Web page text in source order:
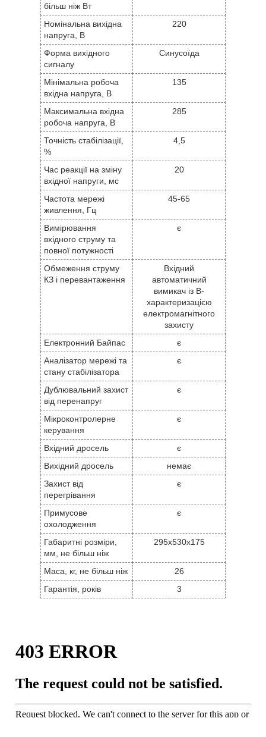
більш ніж Вт
Номінальна вихідна
напруга, В
220
Форма вихідного
сигналу
Синусоїда
Мінімальна робоча
вхідна напруга, В
135
Максимальна вхідна
робоча напруга, В
285
Точність стабілізації,
%
4,5
Час реакції на зміну
вхідної напруги, мс
20
Частота мережі
живлення, Гц
45-65
Вимірювання
вхідного струму та
повної потужності
є
Обмеження струму
КЗ і перевантаження
Вхідний
автоматичний
вимикач із B-
характеризацією
електромагнітного
захисту
Електронний Байпас
є
Аналізатор мережі та
стану стабілізатора
є
Дублювальний захист
від перенапруг
є
Мікроконтролерне
керування
є
Вхідний дросель
є
Вихідний дросель
немає
Захист від
перегрівання
є
Примусове
охолодження
є
Габаритні розміри,
мм, не більш ніж
295x530x175
Маса, кг, не більш ніж
26
Гарантія, років
3